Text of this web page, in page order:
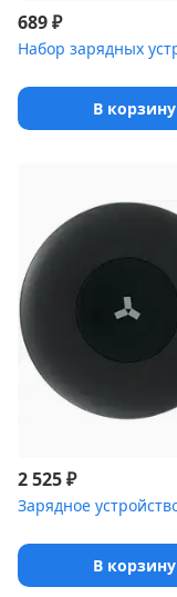
689₽
В корзину
2 525₽
В корзину